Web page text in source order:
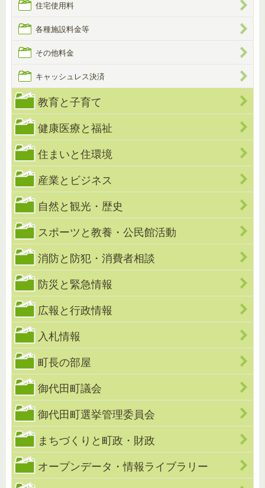
住宅使用料
各種施設料金等
その他料金
キャッシュレス決済
教育と子育て
健康医療と福祉
住まいと住環境
産業とビジネス
自然と観光・歴史
スポーツと教養・公民館活動
消防と防犯・消費者相談
防災と緊急情報
広報と行政情報
入札情報
町長の部屋
御代田町議会
御代田町選挙管理委員会
まちづくりと町政・財政
オープンデータ・情報ライブラリー